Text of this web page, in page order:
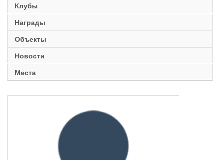
Клубы
Награды
Объекты
Новости
Места